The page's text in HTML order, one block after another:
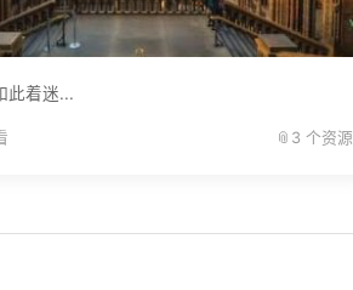
此着迷...
📎 3 个资源